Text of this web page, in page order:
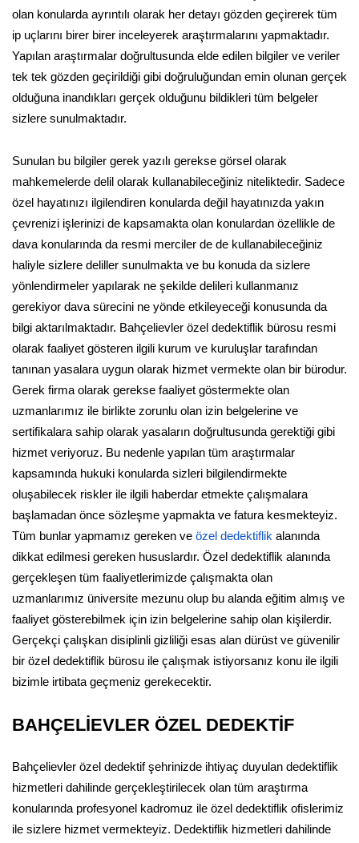
olan konularda ayrıntılı olarak her detayı gözden geçirerek tüm
ip uçlarını birer birer inceleyerek araştırmalarını yapmaktadır.
Yapılan araştırmalar doğrultusunda elde edilen bilgiler ve veriler
tek tek gözden geçirildiği gibi doğruluğundan emin olunan gerçek
olduğuna inandıkları gerçek olduğunu bildikleri tüm belgeler
sizlere sunulmaktadır.
Sunulan bu bilgiler gerek yazılı gerekse görsel olarak
mahkemelerde delil olarak kullanabileceğiniz niteliktedir. Sadece
özel hayatınızı ilgilendiren konularda değil hayatınızda yakın
çevrenizi işlerinizi de kapsamakta olan konulardan özellikle de
dava konularında da resmi merciler de de kullanabileceğiniz
haliyle sizlere deliller sunulmakta ve bu konuda da sizlere
yönlendirmeler yapılarak ne şekilde delileri kullanmanız
gerekiyor dava sürecini ne yönde etkileyeceği konusunda da
bilgi aktarılmaktadır. Bahçelievler özel dedektiflik bürosu resmi
olarak faaliyet gösteren ilgili kurum ve kuruluşlar tarafından
tanınan yasalara uygun olarak hizmet vermekte olan bir bürodur.
Gerek firma olarak gerekse faaliyet göstermekte olan
uzmanlarımız ile birlikte zorunlu olan izin belgelerine ve
sertifikalara sahip olarak yasaların doğrultusunda gerektiği gibi
hizmet veriyoruz. Bu nedenle yapılan tüm araştırmalar
kapsamında hukuki konularda sizleri bilgilendirmekte
oluşabilecek riskler ile ilgili haberdar etmekte çalışmalara
başlamadan önce sözleşme yapmakta ve fatura kesmekteyiz.
Tüm bunlar yapmamız gereken ve özel dedektiflik alanında
dikkat edilmesi gereken hususlardır. Özel dedektiflik alanında
gerçekleşen tüm faaliyetlerimizde çalışmakta olan
uzmanlarımız üniversite mezunu olup bu alanda eğitim almış ve
faaliyet gösterebilmek için izin belgelerine sahip olan kişilerdir.
Gerçekçi çalışkan disiplinli gizliliği esas alan dürüst ve güvenilir
bir özel dedektiflik bürosu ile çalışmak istiyorsanız konu ile ilgili
bizimle irtibata geçmeniz gerekecektir.
BAHÇELİEVLER ÖZEL DEDEKTİF
Bahçelievler özel dedektif şehrinizde ihtiyaç duyulan dedektiflik
hizmetleri dahilinde gerçekleştirilecek olan tüm araştırma
konularında profesyonel kadromuz ile özel dedektiflik ofislerimiz
ile sizlere hizmet vermekteyiz. Dedektiflik hizmetleri dahilinde